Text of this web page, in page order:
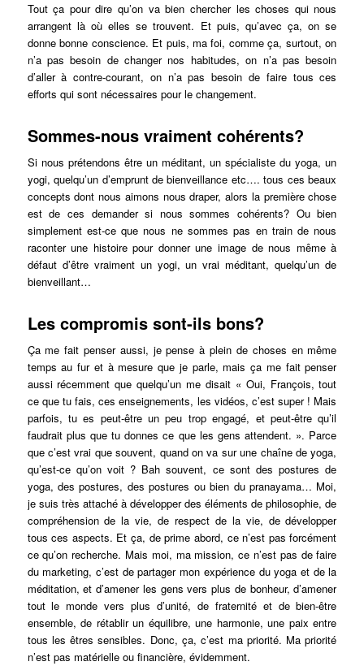
Tout ça pour dire qu’on va bien chercher les choses qui nous
arrangent là où elles se trouvent. Et puis, qu’avec ça, on se
donne bonne conscience. Et puis, ma foi, comme ça, surtout, on
n’a pas besoin de changer nos habitudes, on n’a pas besoin
d’aller à contre-courant, on n’a pas besoin de faire tous ces
efforts qui sont nécessaires pour le changement.
Sommes-nous vraiment cohérents?
Si nous prétendons être un méditant, un spécialiste du yoga, un
yogi, quelqu’un d’emprunt de bienveillance etc…. tous ces beaux
concepts dont nous aimons nous draper, alors la première chose
est de ces demander si nous sommes cohérents? Ou bien
simplement est-ce que nous ne sommes pas en train de nous
raconter une histoire pour donner une image de nous même à
défaut d’être vraiment un yogi, un vrai méditant, quelqu’un de
bienveillant…
Les compromis sont-ils bons?
Ça me fait penser aussi, je pense à plein de choses en même
temps au fur et à mesure que je parle, mais ça me fait penser
aussi récemment que quelqu’un me disait « Oui, François, tout
ce que tu fais, ces enseignements, les vidéos, c’est super ! Mais
parfois, tu es peut-être un peu trop engagé, et peut-être qu’il
faudrait plus que tu donnes ce que les gens attendent. ». Parce
que c’est vrai que souvent, quand on va sur une chaîne de yoga,
qu’est-ce qu’on voit ? Bah souvent, ce sont des postures de
yoga, des postures, des postures ou bien du pranayama… Moi,
je suis très attaché à développer des éléments de philosophie, de
compréhension de la vie, de respect de la vie, de développer
tous ces aspects. Et ça, de prime abord, ce n’est pas forcément
ce qu’on recherche. Mais moi, ma mission, ce n’est pas de faire
du marketing, c’est de partager mon expérience du yoga et de la
méditation, et d’amener les gens vers plus de bonheur, d’amener
tout le monde vers plus d’unité, de fraternité et de bien-être
ensemble, de rétablir un équilibre, une harmonie, une paix entre
tous les êtres sensibles. Donc, ça, c’est ma priorité. Ma priorité
n’est pas matérielle ou financière, évidemment.